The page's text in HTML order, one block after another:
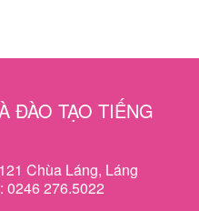
ĐÀO TẠO TIẾNG
Chùa Láng, Láng
276.5022